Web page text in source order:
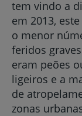
tem vindo a
em 2013,
o menor
feridos
eram peões
ligeiros e a
de
zonas